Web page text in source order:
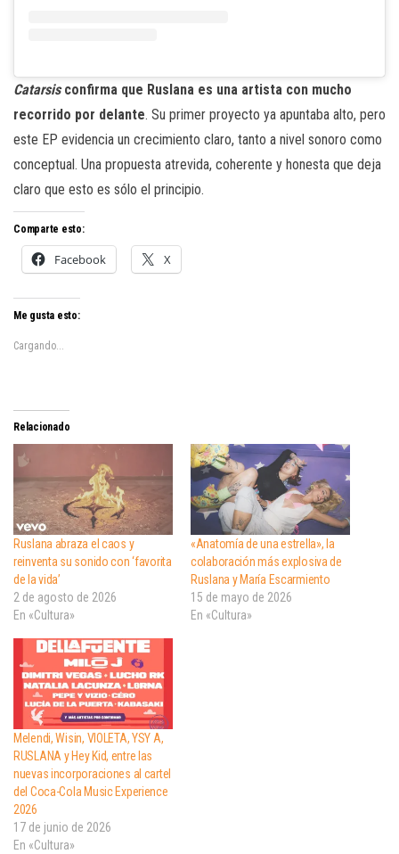
Catarsisconfirma que Ruslana es una artista con mucho
recorrido por delante. Su primer proyecto ya apuntaba alto, pero
este EP evidencia un crecimiento claro, tanto a nivel sonoro como
conceptual. Una propuesta atrevida, coherente y honesta que deja
claro que esto es sólo el principio.
Comparte esto:
Facebook X
Me gusta esto:
Cargando...
Relacionado
Ruslana abraza el caos y
reinventa su sonido con ‘favorita
de la vida’
2 de agosto de 2026
En «Cultura»
«Anatomía de una estrella», la
colaboración más explosiva de
Ruslana y María Escarmiento
15 de mayo de 2026
En «Cultura»
Melendi, Wisin, VIOLETA, YSY A,
RUSLANA y Hey Kid, entre las
nuevas incorporaciones al cartel
del Coca-Cola Music Experience
2026
17 de junio de 2026
En «Cultura»